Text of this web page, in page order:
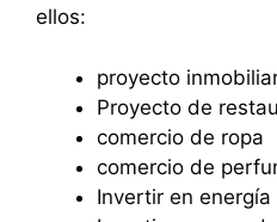
ellos:
proyecto
Proyecto de
comercio de ropa
comercio de
Invertir en energía